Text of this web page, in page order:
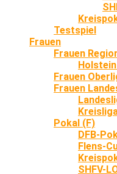
Testspiel
Frauen
Frauen
Frauen
Frauen
Pokal (F)
DFB-
Flens-
SHFV-